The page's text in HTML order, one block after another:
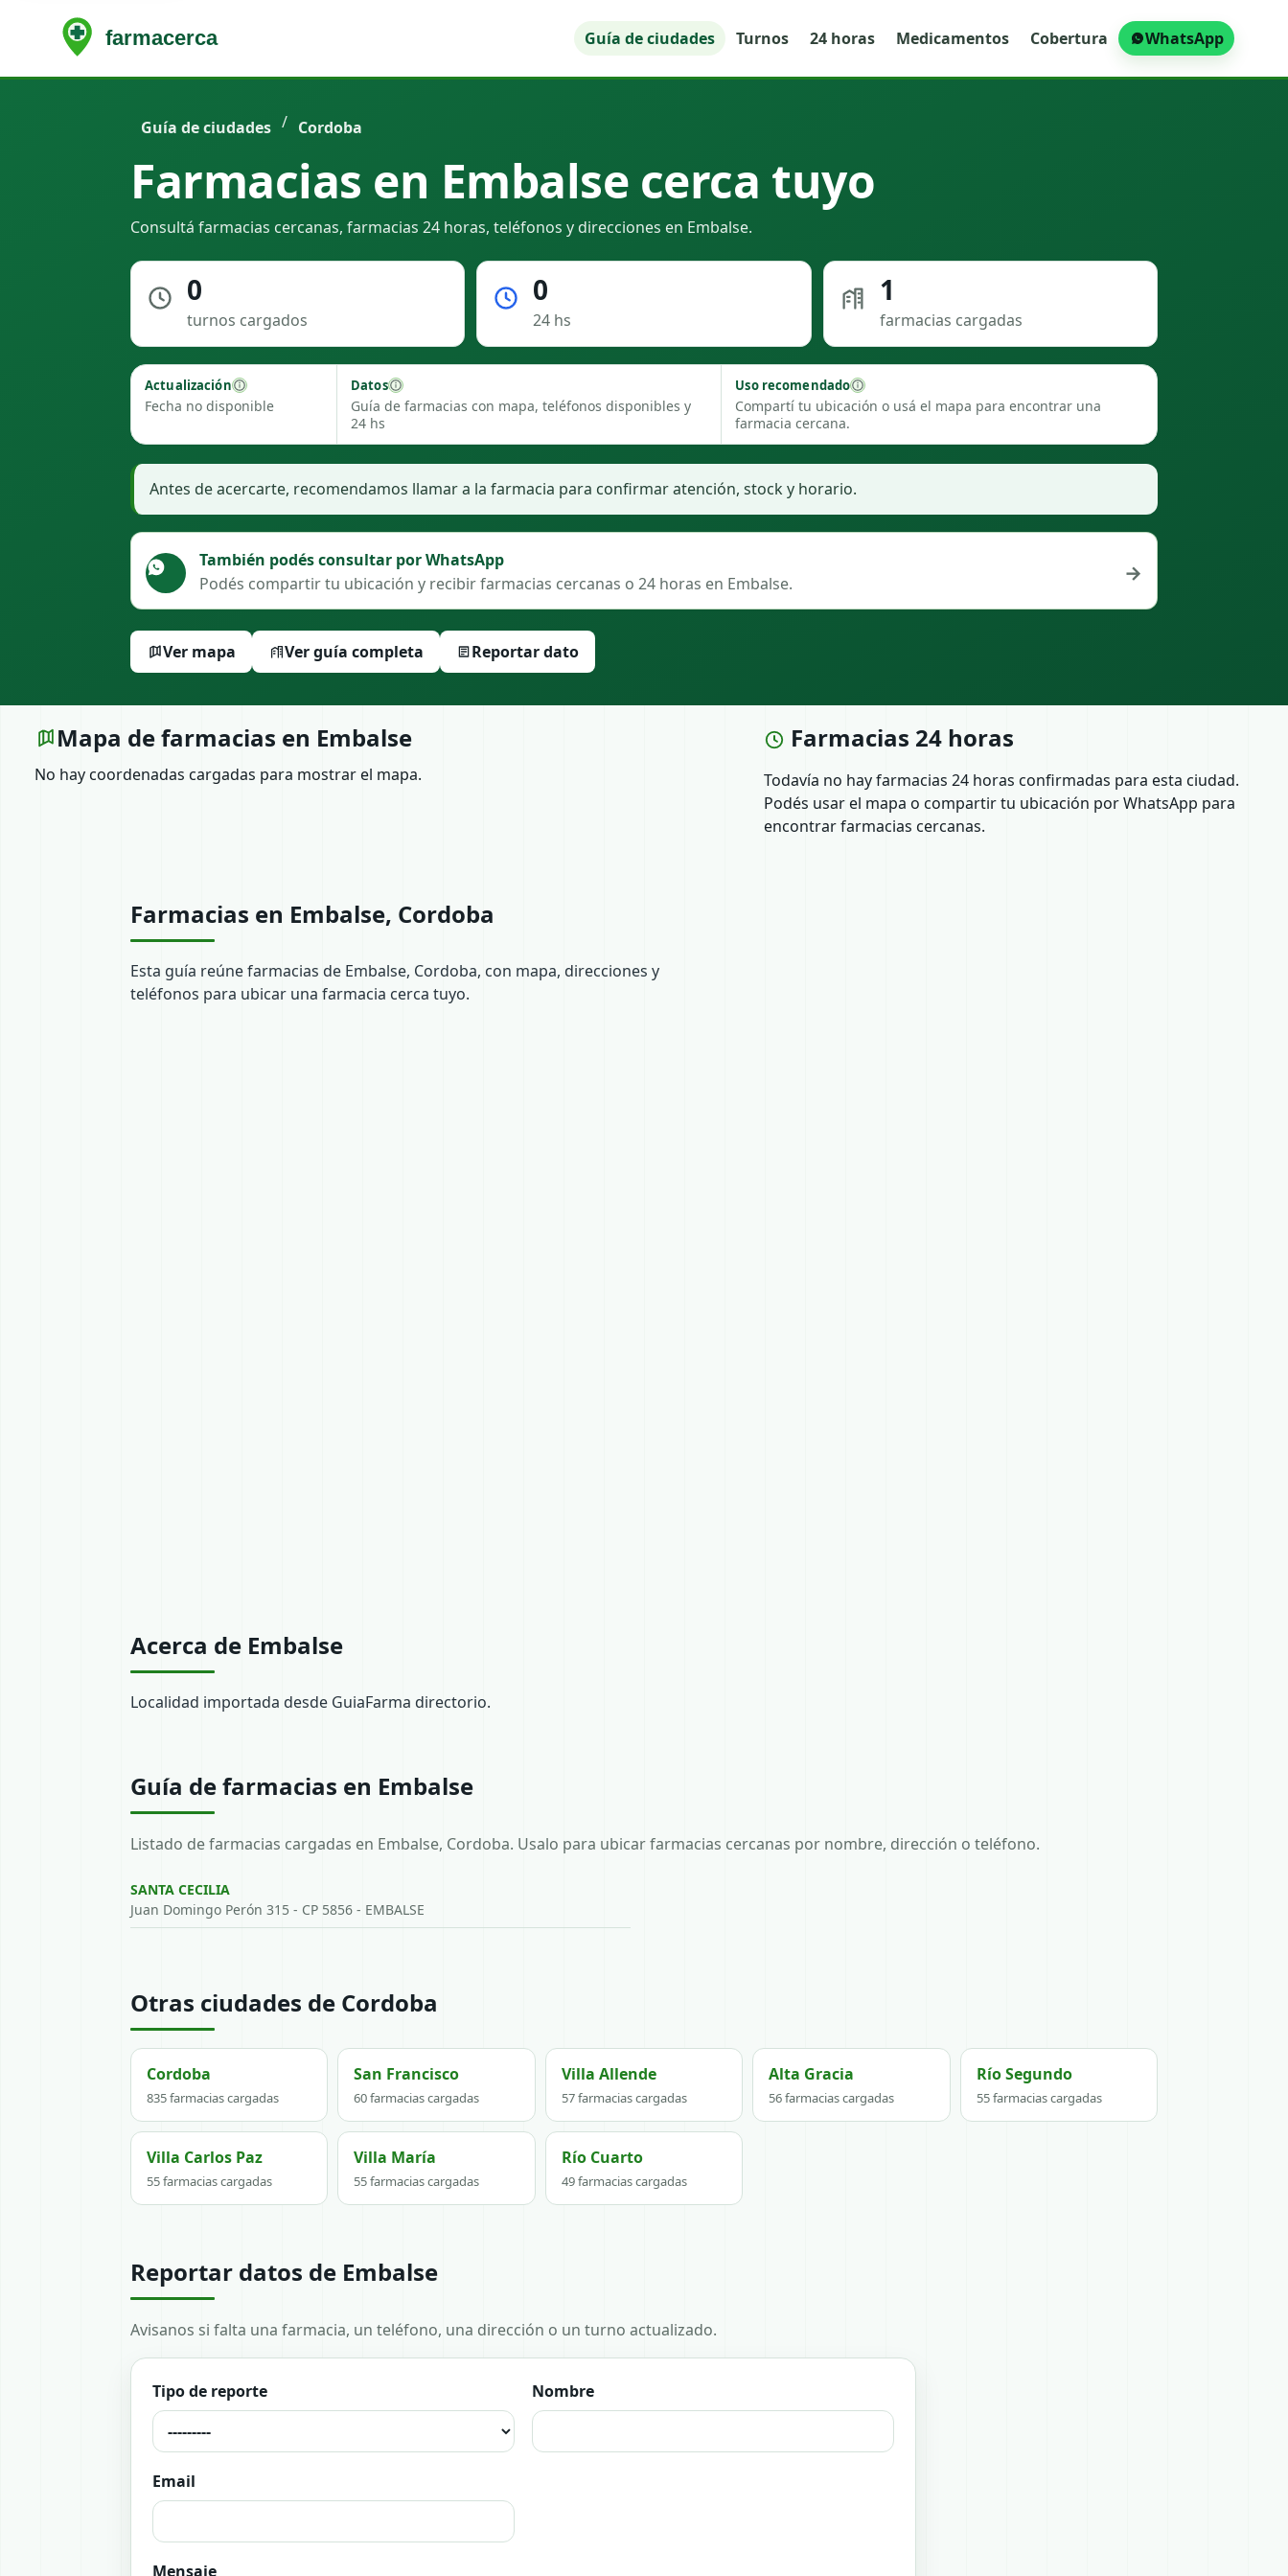
Guía de ciudades Turnos 24 horas Medicamentos Cobertura WhatsApp
Guía de ciudades / Cordoba
Farmacias en Embalse cerca tuyo
Consultá farmacias cercanas, farmacias 24 horas, teléfonos y direcciones en Embalse.
0
turnos cargados
0
24 hs
1
farmacias cargadas
Actualización
Fecha no disponible
Datos
Guía de farmacias con mapa, teléfonos disponibles y
24 hs
Uso recomendado
Compartí tu ubicación o usá el mapa para encontrar una
farmacia cercana.
Antes de acercarte, recomendamos llamar a la farmacia para confirmar atención, stock y horario.
También podés consultar por WhatsApp
Podés compartir tu ubicación y recibir farmacias cercanas o 24 horas en Embalse.
→
Ver mapa Ver guía completa Reportar dato
Mapa de farmacias en Embalse
No hay coordenadas cargadas para mostrar el mapa.
Farmacias 24 horas
Todavía no hay farmacias 24 horas confirmadas para esta ciudad.
Podés usar el mapa o compartir tu ubicación por WhatsApp para
encontrar farmacias cercanas.
Farmacias en Embalse, Cordoba
Esta guía reúne farmacias de Embalse, Cordoba, con mapa, direcciones y
teléfonos para ubicar una farmacia cerca tuyo.
Acerca de Embalse
Localidad importada desde GuiaFarma directorio.
Guía de farmacias en Embalse
Listado de farmacias cargadas en Embalse, Cordoba. Usalo para ubicar farmacias cercanas por nombre, dirección o teléfono.
SANTA CECILIA
Juan Domingo Perón 315 - CP 5856 - EMBALSE
Otras ciudades de Cordoba
Cordoba
835 farmacias cargadas
San Francisco
60 farmacias cargadas
Villa Allende
57 farmacias cargadas
Alta Gracia
56 farmacias cargadas
Río Segundo
55 farmacias cargadas
Villa Carlos Paz
55 farmacias cargadas
Villa María
55 farmacias cargadas
Río Cuarto
49 farmacias cargadas
Reportar datos de Embalse
Avisanos si falta una farmacia, un teléfono, una dirección o un turno actualizado.
Tipo de reporte Nombre
Email
Mensaje